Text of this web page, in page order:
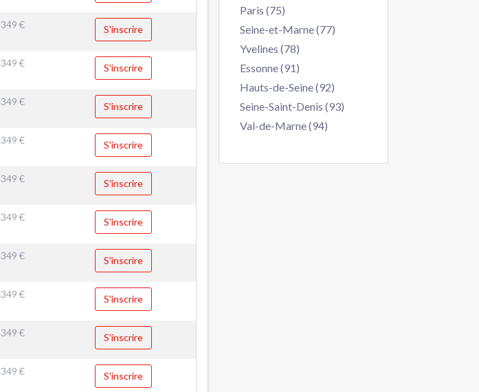
349€ S'inscrire
349€ S'inscrire
349€ S'inscrire
349€ S'inscrire
349€ S'inscrire
349€ S'inscrire
349€ S'inscrire
349€ S'inscrire
349€ S'inscrire
349€ S'inscrire
Paris (75)
Seine-et-Marne (77)
Yvelines (78)
Essonne (91)
Hauts-de-Seine (92)
Seine-Saint-Denis (93)
Val-de-Marne (94)